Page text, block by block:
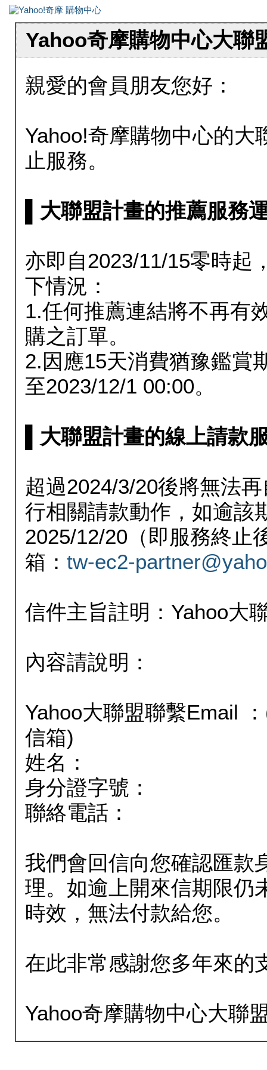
Yahoo奇摩購物中心大聯
親愛的會員朋友您好：
Yahoo!奇摩購物中心的大
止服務。
▌大聯盟計畫的推薦服務
亦即自2023/11/15零時起
下情況：
1.任何推薦連結將不再有
購之訂單。
2.因應15天消費猶豫鑑賞
至2023/12/1 00:00。
▌大聯盟計畫的線上請款
超過2024/3/20後將無法
行相關請款動作，如逾該
2025/12/20（即服務終止
箱： tw-ec2-
信件主旨註明：Yahoo大
內容請說明：
Yahoo大聯盟聯繫Email
信箱)
姓名：
身分證字號：
聯絡電話：
我們會回信向您確認匯款
理。如逾上開來信期限仍
時效，無法付款給您。
在此非常感謝您多年來的
Yahoo奇摩購物中心大